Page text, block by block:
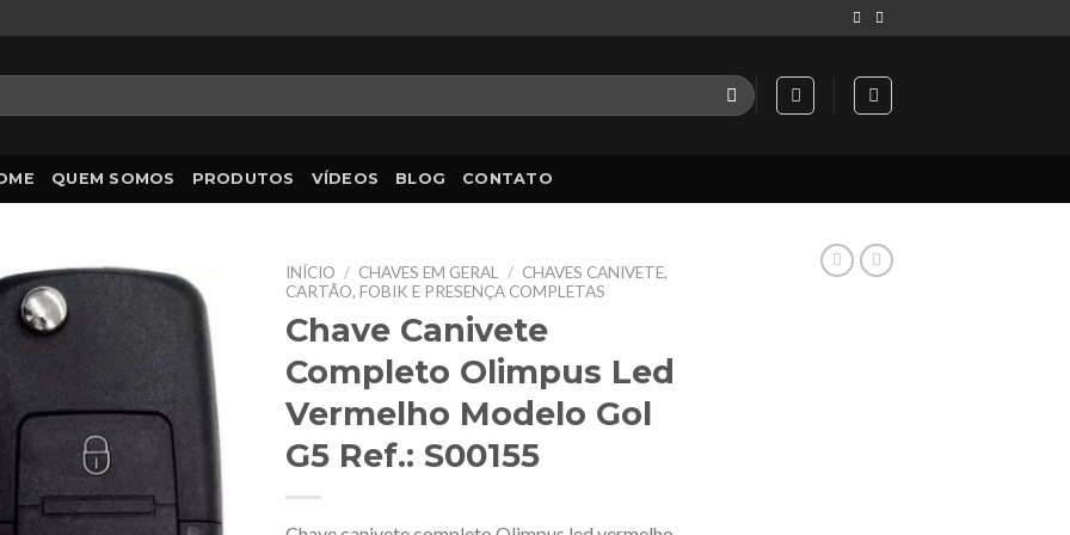
QUEM SOMOS PRODUTOS VÍDEOS BLOG CONTATO
INÍCIO / CHAVES EM GERAL / CHAVES CANIVETE,
CARTÃO, FOBIK E PRESENÇA COMPLETAS
Chave Canivete
Completo Olimpus Led
Vermelho Modelo Gol
G5 Ref.: S00155